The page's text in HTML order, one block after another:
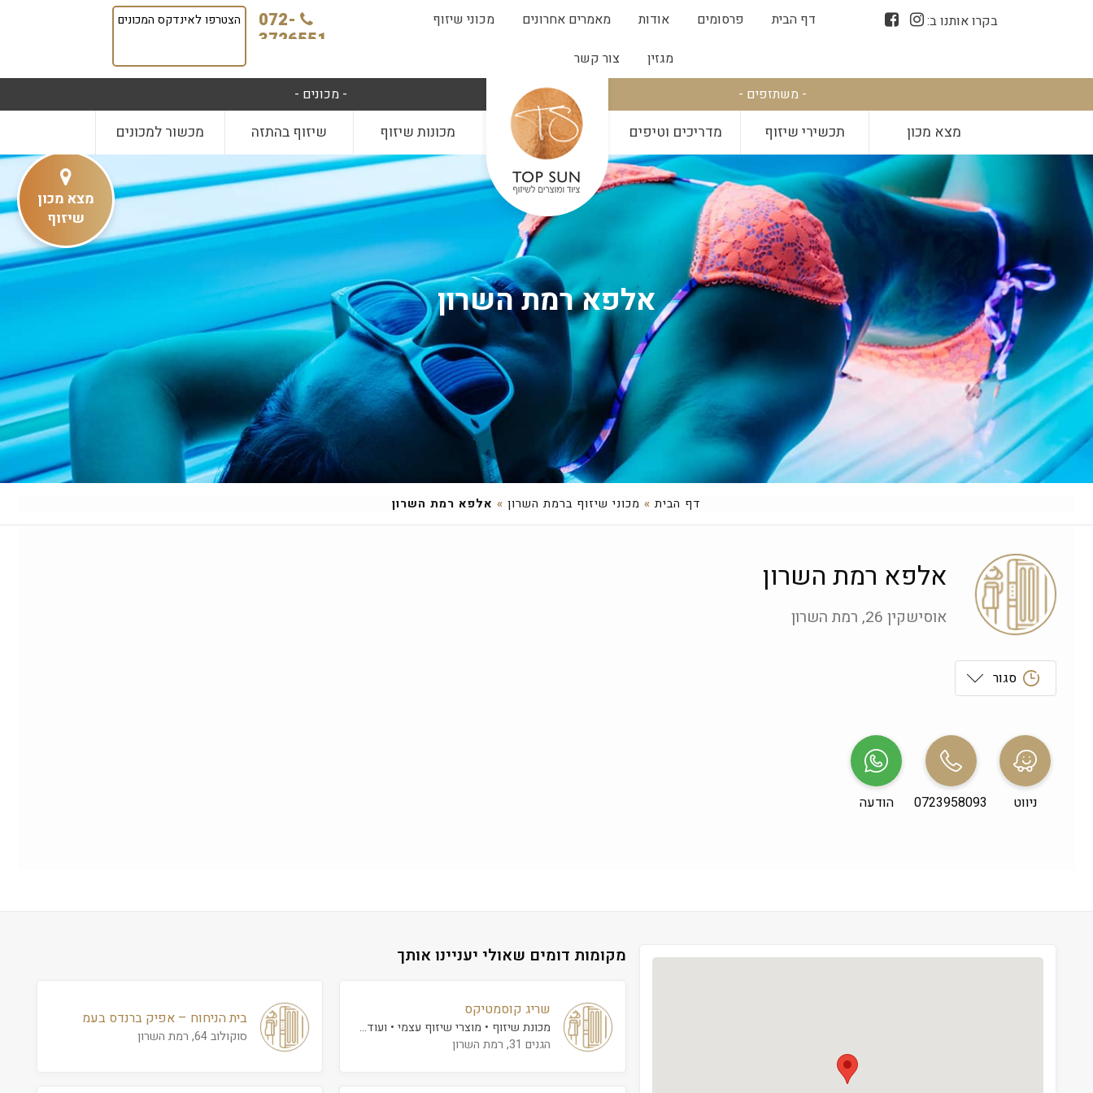
בקרו אותנו ב: דף הבית פרסומים אודות מאמרים אחרונים
מכוני שיזוף
מגזין
צור קשר
072-
3726551
הצטרפו לאינדקס המכונים
- משתזפים - - מכונים -
מצא מכון תכשירי שיזוף מדריכים וטיפים מכונות שיזוף שיזוף בהתזה מכשור למכונים
אלפא רמת השרון
דף הבית » מכוני שיזוף ברמת השרון » אלפא רמת השרון
אלפא רמת השרון
אוסישקין 26, רמת השרון
סגור
שני
09:00-19:00
שלישי
רביעי
ניווט 0723958093 הודעה
מקומות דומים שאולי יעניינו אותך
שריג קוסמטיקס
מכונת שיזוף מוצרי שיזוף עצמי
ועוד...
הגנים 31, רמת השרון
בית הניחוח – אפיק ברנדס בעמ
סוקולוב 64, רמת השרון
מצא מכון
שיזוף